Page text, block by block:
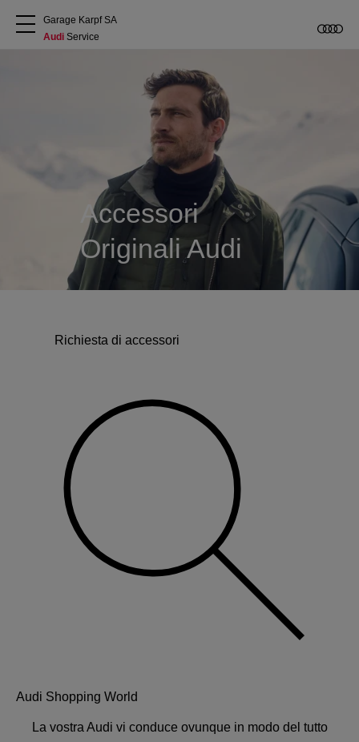
Accessori Originali Audi
Clienti commerciali
Garage Karpf SA
Audi Service
Accessori
Originali Audi
Richiesta di accessori
Audi Shopping World
La vostra Audi vi conduce ovunque in modo del tutto